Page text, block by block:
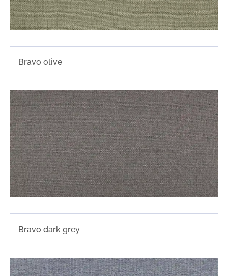
Bravo olive
Bravo dark grey